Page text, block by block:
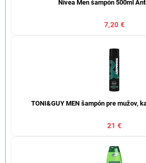
Nivea Men šampón 500ml
7,20 €
TONI&GUY MEN šampón pre mužov,
21 €